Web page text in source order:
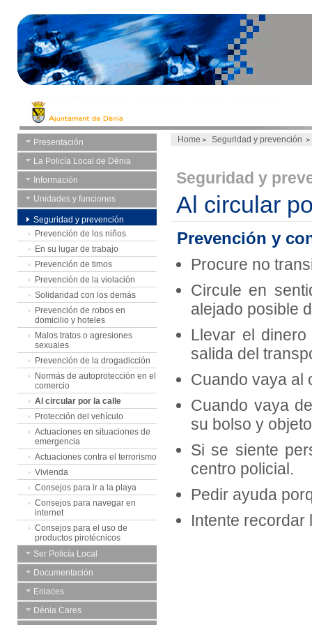
Presentación
La Policía Local de Dénia
Información
Unidades y funciones
Seguridad y prevención
Prevención de los niños
En su lugar de trabajo
Prevención de timos
Prevención de la violación
Solidaridad con los demás
Prevención de robos en
domicilio y hoteles
Malos tratos o agresiones
sexuales
Prevención de la drogadicción
Normás de autoprotección en el
comercio
Al circular por la calle
Protección del vehículo
Actuaciones en situaciones de
emergencia
Actuaciones contra el terrorismo
Vivienda
Consejos para ir a la playa
Consejos para navegar en
internet
Consejos para el uso de
productos pirotécnicos
Ser Policía Local
Documentación
Enlaces
Dénia Cares
Home Seguridad y prevención
Seguridad y
Al circular
Prevención y
Procure no
Circule en
alejado posible
Llevar el
salida del
Cuando vaya al
Cuando vaya
su bolso y
Si se siente
centro policial.
Pedir ayuda
Intente